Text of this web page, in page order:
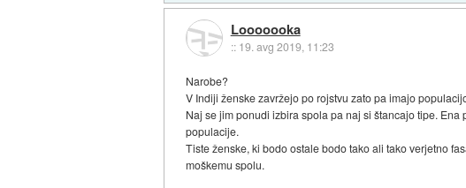
Looooooka
:: 19. avg 2019, 11:23
Narobe?
V Indiji ženske zavržejo po rojstvu zato pa imajo
Naj se jim ponudi izbira spola pa naj si štancajo tipe.
populacije.
Tiste ženske, ki bodo ostale bodo tako ali tako verjetno
moškemu spolu.